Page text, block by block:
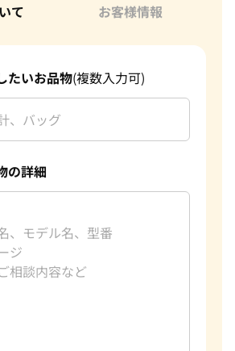
て
お客様情報
たいお品物(複数入力可)
の詳細